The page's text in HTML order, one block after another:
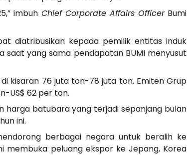
imbuh Chief Corporate Affairs OfficerBumi
diatribusikan kepada pemilik entitas induk
saat yang sama pendapatan BUMI menyusut
kisaran 76 juta ton-78 juta ton. Emiten Grup
US$ 62 per ton.
harga batubara yang terjadi sepanjang bulan
ini.
berbagai negara untuk beralih ke
membuka peluang ekspor ke Jepang, Korea